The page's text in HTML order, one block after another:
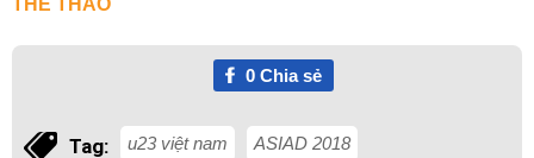
THỂ THAO
0Chia sẻ
Tag: u23 việt nam ASIAD 2018